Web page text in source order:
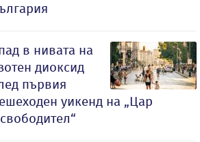
в нивата на
диоксид
първия
уикенд на „Цар